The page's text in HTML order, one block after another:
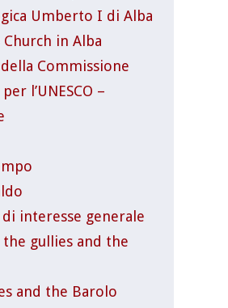
Umberto I di Alba
Church in Alba
Commissione
l’UNESCO –
interesse generale
the gullies and the
and the Barolo